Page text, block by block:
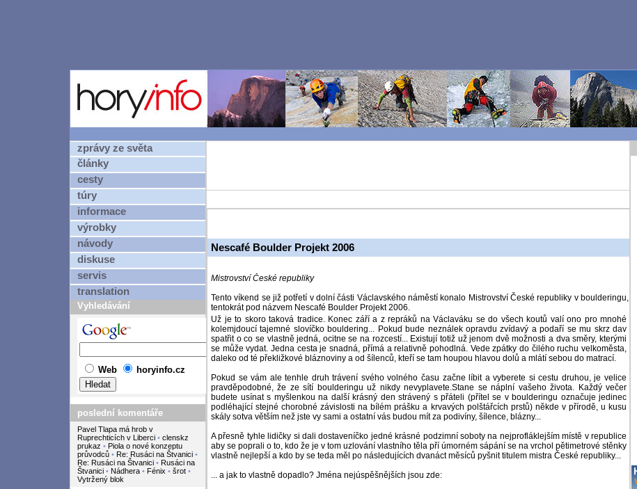
zprávy ze světa
články
cesty
túry
informace
výrobky
návody
diskuse
servis
translation
Vyhledávání
Web horyinfo.cz
poslední komentáře
Pavel Tlapa má hrob v
Ruprechticích v Liberci • clenskz
prukaz • Piola o nové konzeptu
průvodců • Re: Rusáci na Štvanici •
Re: Rusáci na Štvanici • Rusáci na
Štvanici • Nádhera • Fénix • šrot •
Vytržený blok
Nescafé Boulder Projekt 2006
Mistrovství České republiky
Tento víkend se již potřetí v dolní části Václavského náměstí konalo Mistrovství České republiky v boulderingu,
tentokrát pod názvem Nescafé Boulder Projekt 2006.
Už je to skoro taková tradice. Konec září a z repráků na Václaváku se do všech koutů valí ono pro mnohé
kolemjdoucí tajemné slovíčko bouldering... Pokud bude neználek opravdu zvídavý a podaří se mu skrz dav
spatřit o co se vlastně jedná, ocitne se na rozcestí... Existují totiž už jenom dvě možnosti a dva směry, kterými
se může vydat. Jedna cesta je snadná, přímá a relativně pohodlná. Vede zpátky do čilého ruchu velkoměsta,
daleko od té překližkové bláznoviny a od šílenců, kteří se tam houpou hlavou dolů a mlátí sebou do matrací.
Pokud se vám ale tenhle druh trávení svého volného času začne líbit a vyberete si cestu druhou, je velice
pravděpodobné, že ze sítí boulderingu už nikdy nevyplavete.Stane se náplní vašeho života. Každý večer
budete usínat s myšlenkou na další krásný den strávený s přáteli (přítel se v boulderingu označuje jedinec
podléhající stejné chorobné závislosti na bílém prášku a krvavých polštářcích prstů) někde v přírodě, u kusu
skály sotva větším než jste vy sami a ostatní vás budou mít za podivíny, šílence, blázny...
A přesně tyhle lidičky si dali dostaveníčko jedné krásné podzimní soboty na nejprofláklejším místě v republice
aby se poprali o to, kdo že je v tom uzlování vlastního těla pří úmorném sápání se na vrchol pětimetrové stěnky
vlastně nejlepší a kdo by se teda měl po následujících dvanáct měsíců pyšnit titulem mistra České republiky...
... a jak to vlastně dopadlo? Jména nejúspěšnějších jsou zde: